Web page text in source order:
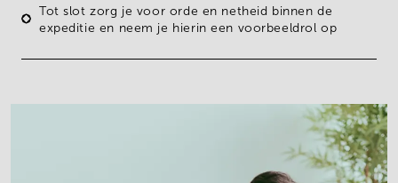
Tot slot zorg je voor orde en netheid binnen de
expeditie en neem je hierin een voorbeeldrol op